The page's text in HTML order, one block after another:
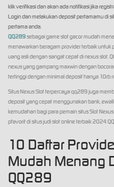
klik verifikasi dan akan ada notifikasi jika
Login dan melakukan deposit pertamamu di
pertama anda.
QQ289sebagai game slot gacor mudah
menawarkan beragam provider terbaik
uang asli dengan sangat cepat di nexus slot.
nexus yang gampang maxwin dengan
tertinggi dengan minimal deposit hanya 10rb
Situs Nexus Slot terpercaya qq289 juga
deposit yang cepat menggunakan bank,
kemudahan bagi para pemain situs Slot
pfavorit di situs judi slot online terbaik 2024
10 Daftar
Mudah Menang
QQ289